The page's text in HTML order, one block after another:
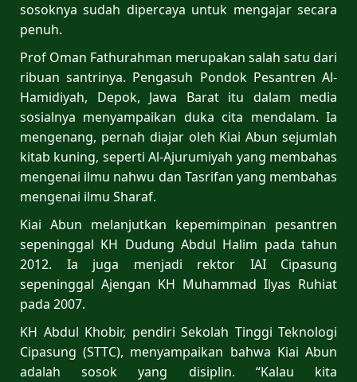
sosoknya sudah dipercaya untuk mengajar secara
penuh.
Prof Oman Fathurahman merupakan salah satu dari
ribuan santrinya. Pengasuh Pondok Pesantren Al-
Hamidiyah, Depok, Jawa Barat itu dalam media
sosialnya menyampaikan duka cita mendalam. Ia
mengenang, pernah diajar oleh Kiai Abun sejumlah
kitab kuning, seperti Al-Ajurumiyah yang membahas
mengenai ilmu nahwu dan Tasrifan yang membahas
mengenai ilmu Sharaf.
Kiai Abun melanjutkan kepemimpinan pesantren
sepeninggal KH Dudung Abdul Halim pada tahun
2012. Ia juga menjadi rektor IAI Cipasung
sepeninggal Ajengan KH Muhammad Ilyas Ruhiat
pada 2007.
KH Abdul Khobir, pendiri Sekolah Tinggi Teknologi
Cipasung (STTC), menyampaikan bahwa Kiai Abun
adalah sosok yang disiplin. “Kalau kita